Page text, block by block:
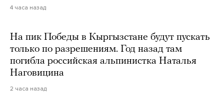
4 часа назад
На пик Победы в Кыргызстане будут пускать
только по разрешениям. Год назад там
погибла российская альпинистка Наталья
Наговицина
2 часа назад